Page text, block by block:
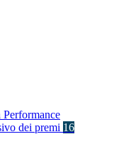
dei premi 16